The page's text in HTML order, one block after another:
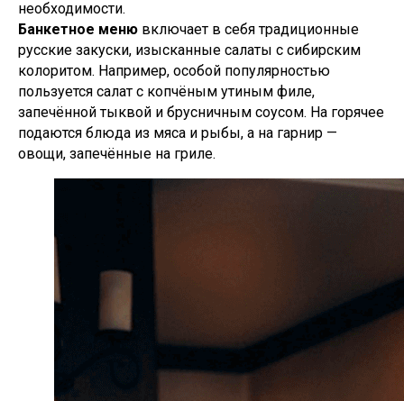
необходимости.
Банкетное меню включает в себя традиционные
русские закуски, изысканные салаты с сибирским
колоритом. Например, особой популярностью
пользуется салат с копчёным утиным филе,
запечённой тыквой и брусничным соусом. На горячее
подаются блюда из мяса и рыбы, а на гарнир —
овощи, запечённые на гриле.